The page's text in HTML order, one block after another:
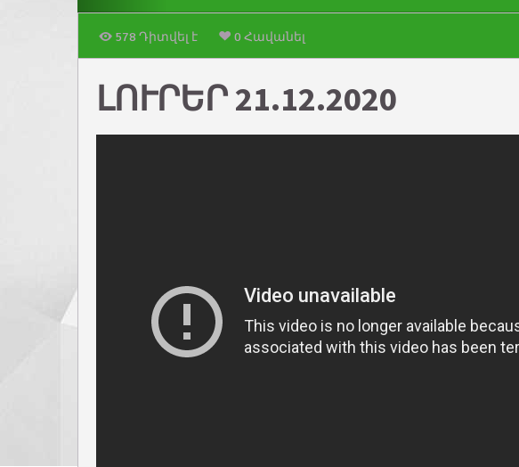
578 Դիտվել է 0 Հավանել
ԼՈՒՐԵՐ 21.12.2020